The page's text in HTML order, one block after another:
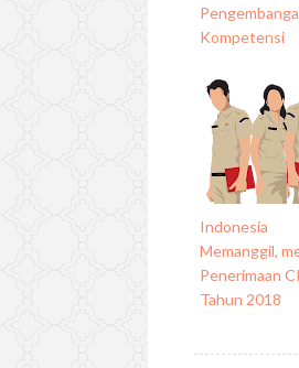
Kompetensi
Indonesia
Memanggil,
Penerimaan
Tahun 2018